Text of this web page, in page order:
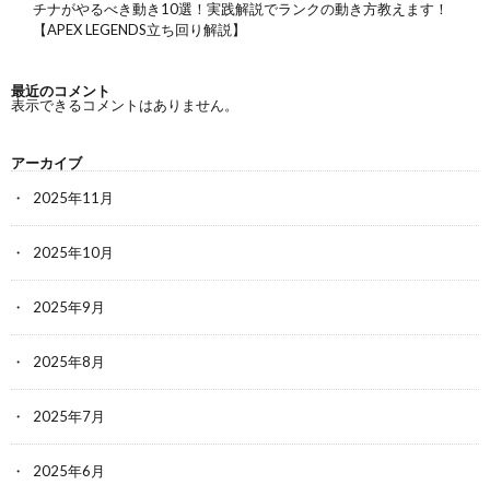
チナがやるべき動き10選！実践解説でランクの動き方教えます！
【APEX LEGENDS立ち回り解説】
最近のコメント
表示できるコメントはありません。
アーカイブ
2025年11月
2025年10月
2025年9月
2025年8月
2025年7月
2025年6月